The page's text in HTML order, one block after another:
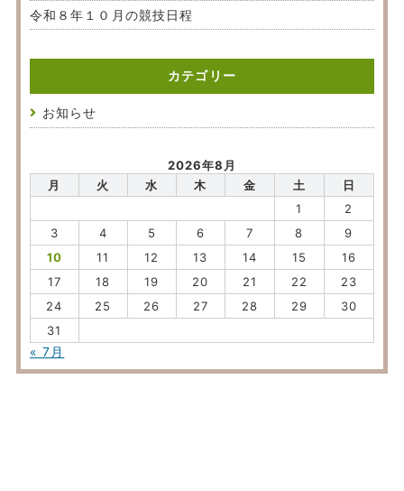
令和８年１０月の競技日程
カテゴリー
お知らせ
2026年8月
月
火 水 木 金 土
日
1
2
3
4 5 6 7 8
9
10
11 12 13 14 15
16
17
18 19 20 21 22
23
24
25 26 27 28 29
30
31
« 7月